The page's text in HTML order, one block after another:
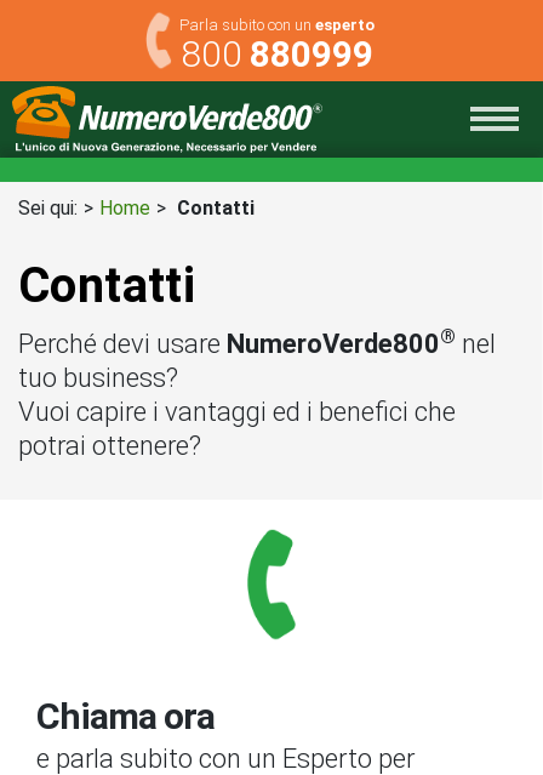
Parla subito con un esperto
800 880999
Sei qui: Home Contatti
Contatti
Perché devi usare NumeroVerde800® nel
tuo business?
Vuoi capire i vantaggi ed i benefici che
potrai ottenere?
Chiama ora
e parla subito con un Esperto per